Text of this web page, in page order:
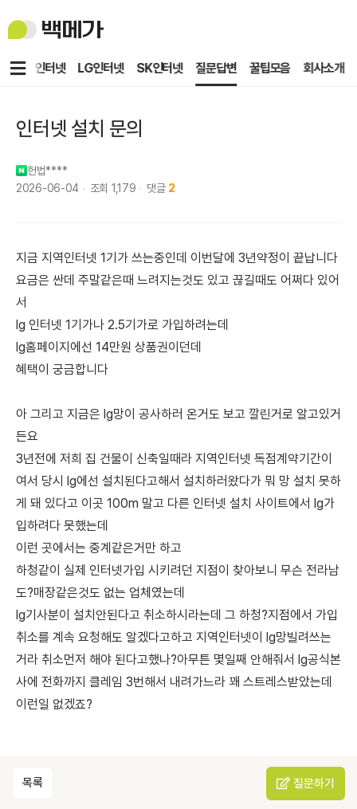
백
메
KT인터넷 LG인터넷 SK인터넷 질문답변 꿀팁모음 회사소개
메
인터넷 설치 문의
헌법****
2026-06-04
조회 1,179 댓글 2
지금 지역인터넷 1기가 쓰는중인데 이번달에 3년약정이 끝납니다
요금은 싼데 주말같은때 느려지는것도 있고 끊길때도 어쩌다 있어
서
lg 인터넷 1기가나 2.5기가로 가입하려는데
lg홈페이지에선 14만원 상품권이던데
혜택이 궁금합니다
아 그리고 지금은 lg망이 공사하러 온거도 보고 깔린거로 알고있거
든요
3년전에 저희 집 건물이 신축일때라 지역인터넷 독점계약기간이
여서 당시 lg에선 설치된다고해서 설치하러왔다가 뭐 망 설치 못하
게 돼 있다고 이곳 100m 말고 다른 인터넷 설치 사이트에서 lg가
입하려다 못했는데
이런 곳에서는 중계같은거만 하고
하청같이 실제 인터넷가입 시키려던 지점이 찾아보니 무슨 전라남
도?매장같은것도 없는 업체였는데
lg기사분이 설치안된다고 취소하시라는데 그 하청?지점에서 가입
취소를 계속 요청해도 알겠다고하고 지역인터넷이 lg망빌려쓰는
거라 취소먼저 해야 된다고했나?아무튼 몇일째 안해줘서 lg공식본
사에 전화까지 클레임 3번해서 내려가느라 꽤 스트레스받았는데
이런일 없겠죠?
목록 질문하기